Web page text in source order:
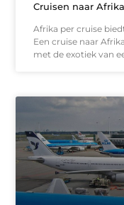
Cruisen naar
Afrika per cruise
Een cruise naar
met de exotiek van